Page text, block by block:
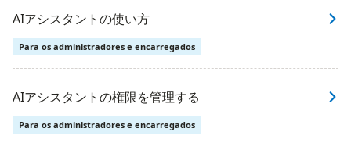
AIアシスタントの使い方
Para os administradores e encarregados
AIアシスタントの権限を管理する
Para os administradores e encarregados